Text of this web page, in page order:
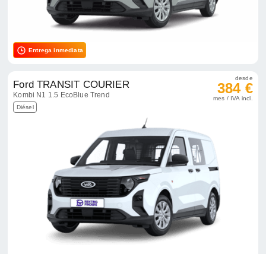
Entrega inmediata
Ford TRANSIT COURIER
Kombi N1 1.5 EcoBlue Trend
Diésel
desde
384 €
mes / IVA incl.